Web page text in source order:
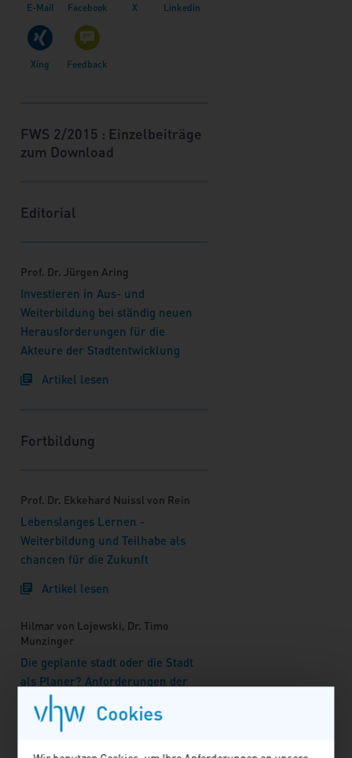
Cookies
zutreffend. Vergegenwärtigt man
sich, dass ein langes Berufsleben
vor den Absolventen liegt, wird
schnell deutlich, dass sich in diesen
abzusehen sind. Dazu kommt, dass
das Berufsfeld sich immer weiter
Instrumente und Methoden erlernt
permanente Fort- und
Weiterbildung erforderlich ist, ist
selbstverständlich – und der vhw die
erste Adresse!
FWS 2/2015 : Einzelbeiträge
zum Download
Editorial
Prof. Dr. Jürgen Aring
Investieren in Aus- und
Weiterbildung bei ständig neuen
Herausforderungen für die
Akteure der Stadtentwicklung
Artikel lesen
Fortbildung
Prof. Dr. Ekkehard Nuissl von Rein
Lebenslanges Lernen -
Weiterbildung und Teilhabe als
chancen für die Zukunft
Artikel lesen
Hilmar von Lojewski, Dr. Timo
Munzinger
Die geplante stadt oder die Stadt
als Planer? Anforderungen der
kommunalen Praxis für die Aus-
und Weiterbildung in der
Stadtentwicklung